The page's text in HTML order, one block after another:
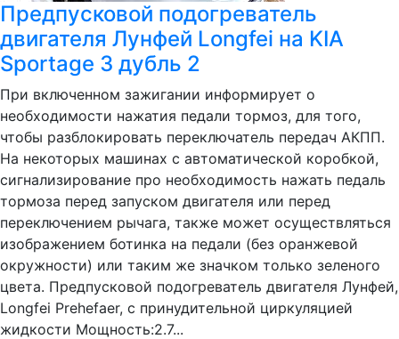
Предпусковой подогреватель
двигателя Лунфей Longfei на KIA
Sportage 3 дубль 2
При включенном зажигании информирует о
необходимости нажатия педали тормоз, для того,
чтобы разблокировать переключатель передач АКПП.
На некоторых машинах с автоматической коробкой,
сигнализирование про необходимость нажать педаль
тормоза перед запуском двигателя или перед
переключением рычага, также может осуществляться
изображением ботинка на педали (без оранжевой
окружности) или таким же значком только зеленого
цвета. Предпусковой подогреватель двигателя Лунфей,
Longfei Prehefaer, с принудительной циркуляцией
жидкости Мощность:2.7...